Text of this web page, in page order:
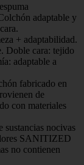
adaptable y
+ adaptabilidad.
Doble cara: tejido
adaptable a
fabricado en
de
con materiales
nocivas
SANITIZED
no contienen